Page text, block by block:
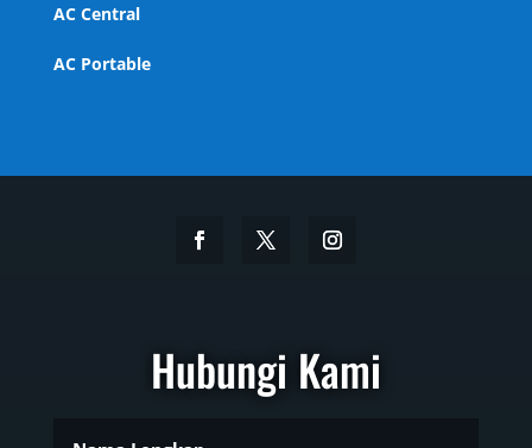
AC Central
AC Portable
Hubungi Kami